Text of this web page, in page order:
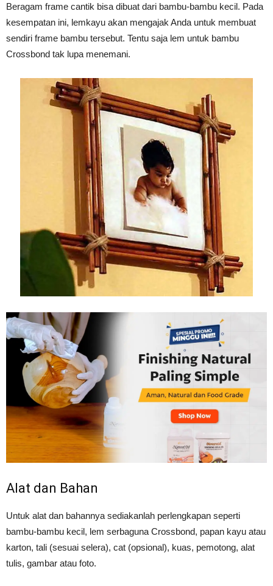
Beragam frame cantik bisa dibuat dari bambu-bambu kecil. Pada
kesempatan ini, lemkayu akan mengajak Anda untuk membuat
sendiri frame bambu tersebut. Tentu saja lem untuk bambu
Crossbond tak lupa menemani.
Alat dan Bahan
Untuk alat dan bahannya sediakanlah perlengkapan seperti
bambu-bambu kecil, lem serbaguna Crossbond, papan kayu atau
karton, tali (sesuai selera), cat (opsional), kuas, pemotong, alat
tulis, gambar atau foto.